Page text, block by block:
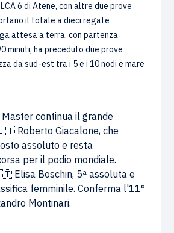
6 di Atene, con altre due prove
il totale a dieci regate
attesa a terra, con partenza
minuti, ha preceduto due prove
da sud-est tra i 5 e i 10 nodi e mare
continua il grande
Roberto Giacalone, che
assoluto e resta
per il podio mondiale.
Elisa Boschin, 5ª assoluta e
femminile. Conferma l'11°
Montinari.